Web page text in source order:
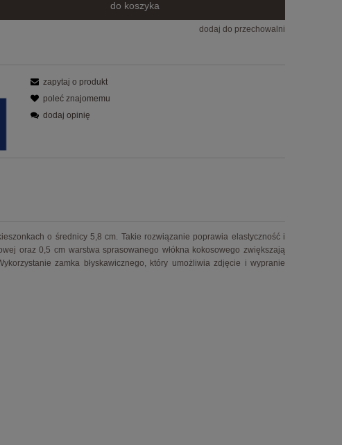
do koszyka
dodaj do przechowalni
zapytaj o produkt
poleć znajomemu
dodaj opinię
o średnicy 5,8 cm. Takie rozwiązanie poprawia elastyczność i
oraz 0,5 cm warstwa sprasowanego włókna kokosowego zwiększają
zamka błyskawicznego, który umożliwia zdjęcie i wypranie